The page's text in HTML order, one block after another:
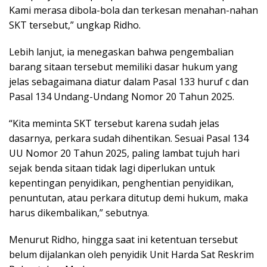
Kami merasa dibola-bola dan terkesan menahan-nahan
SKT tersebut,” ungkap Ridho.
Lebih lanjut, ia menegaskan bahwa pengembalian
barang sitaan tersebut memiliki dasar hukum yang
jelas sebagaimana diatur dalam Pasal 133 huruf c dan
Pasal 134 Undang-Undang Nomor 20 Tahun 2025.
“Kita meminta SKT tersebut karena sudah jelas
dasarnya, perkara sudah dihentikan. Sesuai Pasal 134
UU Nomor 20 Tahun 2025, paling lambat tujuh hari
sejak benda sitaan tidak lagi diperlukan untuk
kepentingan penyidikan, penghentian penyidikan,
penuntutan, atau perkara ditutup demi hukum, maka
harus dikembalikan,” sebutnya.
Menurut Ridho, hingga saat ini ketentuan tersebut
belum dijalankan oleh penyidik Unit Harda Sat Reskrim